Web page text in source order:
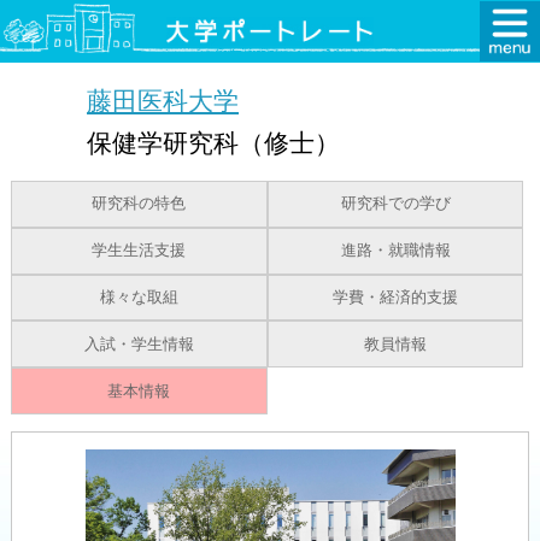
藤田医科大学
保健学研究科（修士）
研究科の特色 研究科での学び
学生生活支援 進路・就職情報
様々な取組 学費・経済的支援
入試・学生情報 教員情報
基本情報